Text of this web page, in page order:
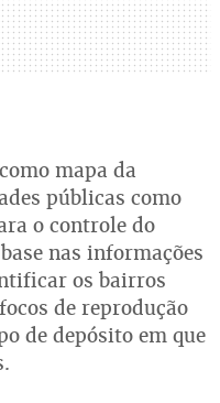
mapa da
públicas como
o controle do
nas informações
os bairros
de reprodução
de depósito em que